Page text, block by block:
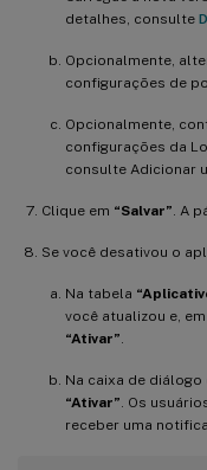
detalhes, consulte
Opcionalmente,
configurações de
Opcionalmente,
configurações da
consulte Adicionar
Clique em “Salvar”. A
Se você desativou o
Na tabela
você atualizou e,
“Ativar”.
Na caixa de
“Ativar”. Os
receber uma